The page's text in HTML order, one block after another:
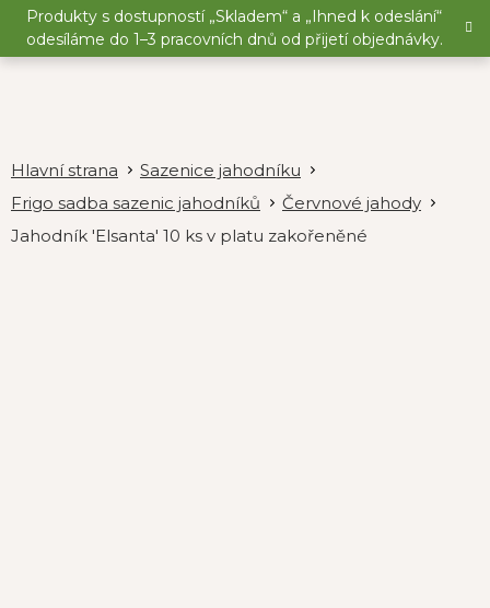
Přejít
obsah
Produkty s dostupností „Skladem“ a „Ihned k odeslání“
odesíláme do 1–3 pracovních dnů od přijetí objednávky.
Sazenice jahodníku
Frigo sadba sazenic jahodníků
Červnové jahody
Jahodník 'Elsanta' 10 ks v platu zakořeněné